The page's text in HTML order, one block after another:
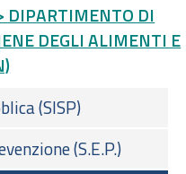
DIPARTIMENTO DI
DEGLI ALIMENTI E
(SISP)
(S.E.P.)